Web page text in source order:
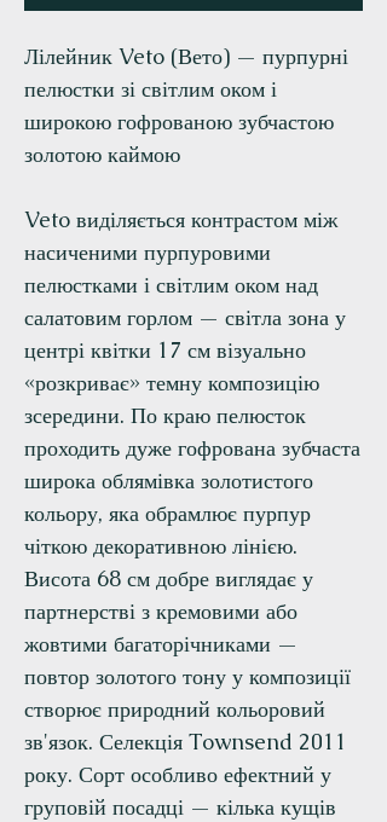
Лілейник Veto (Вето) — пурпурні
пелюстки зі світлим оком і
широкою гофрованою зубчастою
золотою каймою
Veto виділяється контрастом між
насиченими пурпуровими
пелюстками і світлим оком над
салатовим горлом — світла зона у
центрі квітки 17 см візуально
«розкриває» темну композицію
зсередини. По краю пелюсток
проходить дуже гофрована зубчаста
широка облямівка золотистого
кольору, яка обрамлює пурпур
чіткою декоративною лінією.
Висота 68 см добре виглядає у
партнерстві з кремовими або
жовтими багаторічниками —
повтор золотого тону у композиції
створює природний кольоровий
зв'язок. Селекція Townsend 2011
року. Сорт особливо ефектний у
груповій посадці — кілька кущів